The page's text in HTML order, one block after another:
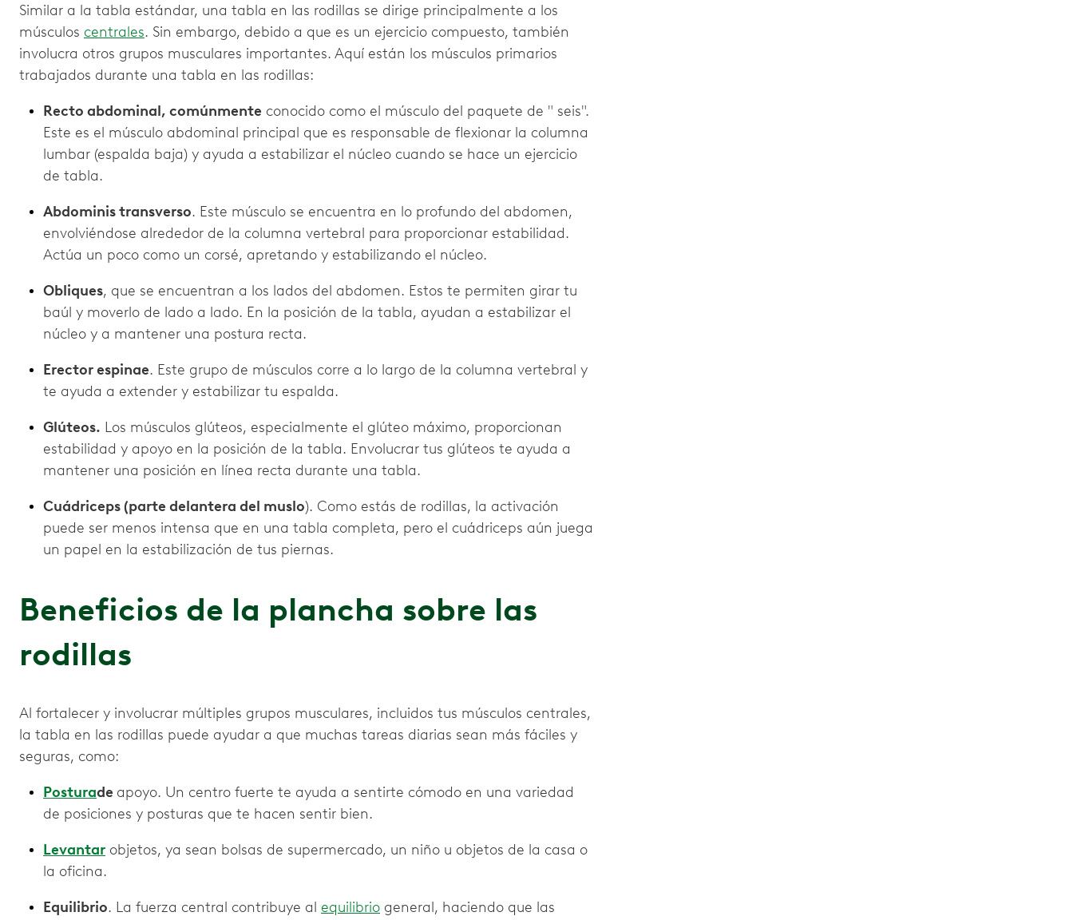
Similar a la tabla estándar, una tabla en las rodillas se dirige principalmente a los
músculos centrales. Sin embargo, debido a que es un ejercicio compuesto, también
involucra otros grupos musculares importantes. Aquí están los músculos primarios
trabajados durante una tabla en las rodillas:
Recto abdominal, comúnmente conocido como el músculo del paquete de " seis".
Este es el músculo abdominal principal que es responsable de flexionar la columna
lumbar (espalda baja) y ayuda a estabilizar el núcleo cuando se hace un ejercicio
de tabla.
Abdominis transverso. Este músculo se encuentra en lo profundo del abdomen,
envolviéndose alrededor de la columna vertebral para proporcionar estabilidad.
Actúa un poco como un corsé, apretando y estabilizando el núcleo.
Obliques, que se encuentran a los lados del abdomen. Estos te permiten girar tu
baúl y moverlo de lado a lado. En la posición de la tabla, ayudan a estabilizar el
núcleo y a mantener una postura recta.
Erector espinae. Este grupo de músculos corre a lo largo de la columna vertebral y
te ayuda a extender y estabilizar tu espalda.
Glúteos. Los músculos glúteos, especialmente el glúteo máximo, proporcionan
estabilidad y apoyo en la posición de la tabla. Envolucrar tus glúteos te ayuda a
mantener una posición en línea recta durante una tabla.
Cuádriceps (parte delantera del muslo). Como estás de rodillas, la activación
puede ser menos intensa que en una tabla completa, pero el cuádriceps aún juega
un papel en la estabilización de tus piernas.
Beneficios de la plancha sobre las
rodillas
Al fortalecer y involucrar múltiples grupos musculares, incluidos tus músculos centrales,
la tabla en las rodillas puede ayudar a que muchas tareas diarias sean más fáciles y
seguras, como:
Posturade apoyo. Un centro fuerte te ayuda a sentirte cómodo en una variedad
de posiciones y posturas que te hacen sentir bien.
Levantar objetos, ya sean bolsas de supermercado, un niño u objetos de la casa o
la oficina.
Equilibrio. La fuerza central contribuye al equilibrio general, haciendo que las